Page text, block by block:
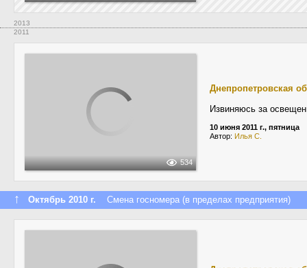
2013
2011
534
Днепропетровская
Извиняюсь за
10 июня 2011 г., пятница
Автор: Илья С.
↑ Октябрь 2010 г. Смена госномера (в пределах предприятия)